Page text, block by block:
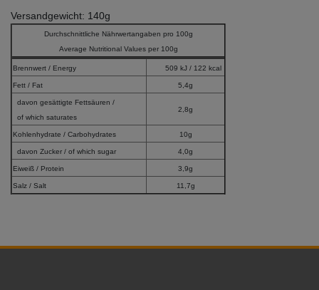
Versandgewicht: 140g
Durchschnittliche Nährwertangaben pro 100g
Average Nutritional Values per 100g
Brennwert / Energy 509 kJ / 122 kcal
Fett / Fat 5,4g
davon gesättigte Fettsäuren /
of which saturates
2,8g
Kohlenhydrate / Carbohydrates 10g
davon Zucker / of which sugar 4,0g
Eiweiß / Protein 3,9g
Salz / Salt 11,7g